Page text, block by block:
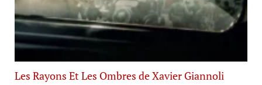
Les Rayons Et Les Ombres de Xavier Giannoli